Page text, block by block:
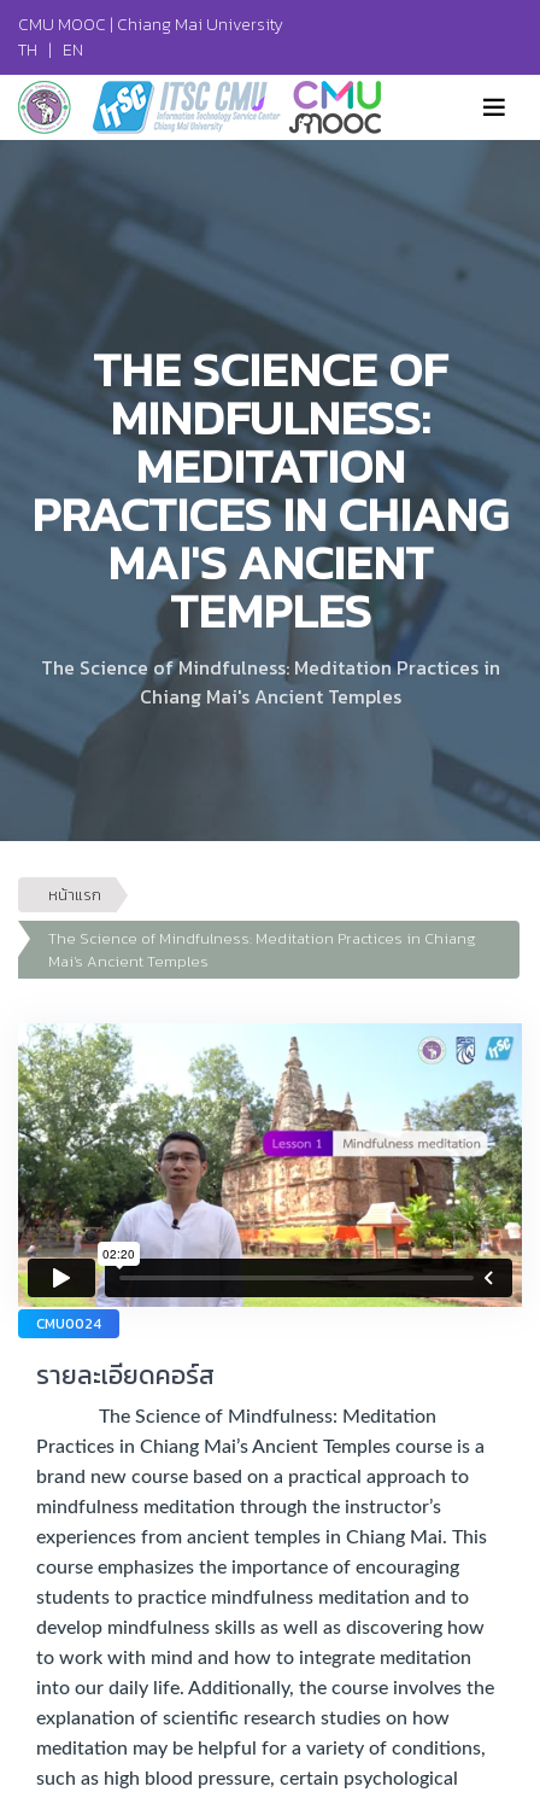
CMU MOOC | Chiang Mai University
TH | EN
THE SCIENCE OF
MINDFULNESS:
MEDITATION
PRACTICES IN CHIANG
MAI'S ANCIENT
TEMPLES
The Science of Mindfulness: Meditation Practices in
Chiang Mai's Ancient Temples
หน้าแรก
The Science of Mindfulness: Meditation Practices in Chiang
Mai's Ancient Temples
CMU0024
รายละเอียดคอร์ส
The Science of Mindfulness: Meditation
Practices in Chiang Mai’s Ancient Temples course is a
brand new course based on a practical approach to
mindfulness meditation through the instructor’s
experiences from ancient temples in Chiang Mai. This
course emphasizes the importance of encouraging
students to practice mindfulness meditation and to
develop mindfulness skills as well as discovering how
to work with mind and how to integrate meditation
into our daily life. Additionally, the course involves the
explanation of scientific research studies on how
meditation may be helpful for a variety of conditions,
such as high blood pressure, certain psychological